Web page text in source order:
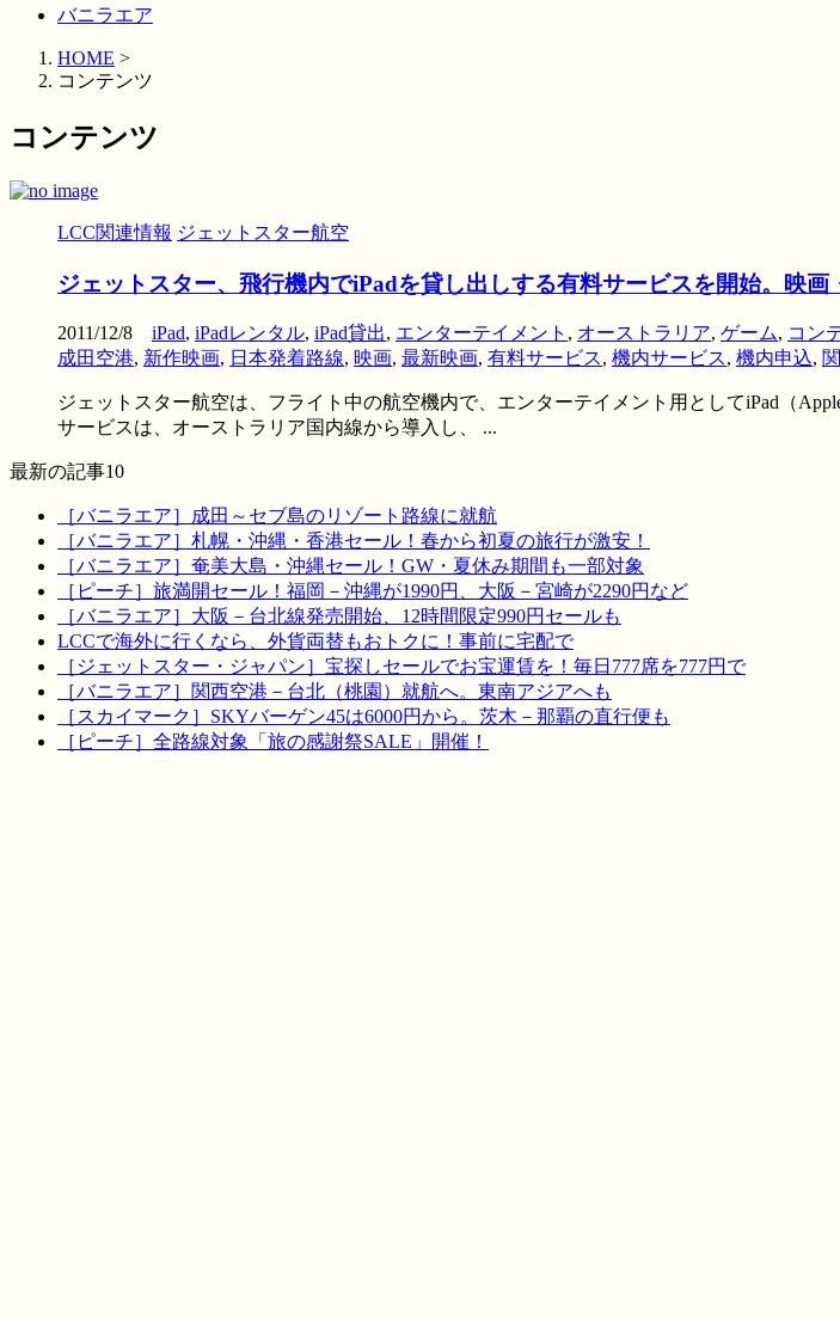
バニラエア
HOME >
コンテンツ
コンテンツ
LCC関連情報 ジェットスター航空
ジェットスター、飛行機内でiPadを貸し出しする有料サービスを開始。映
2011/12/8 iPad, iPadレンタル, iPad貸出, エンターテイメント , オーストラリア, ゲーム, コン
成田空港, 新作映画, 日本発着路線, 映画, 最新映画, 有料サービス, 機内サービス, 機内申込,
ジェットスター航空は、フライト中の航空機内で、エンターテイメント用としてiPad（
サービスは、オーストラリア国内線から導入し、 ...
最新の記事10
［バニラエア］成田～セブ島のリゾート路線に就航
［バニラエア］札幌・沖縄・香港セール！春から初夏の旅行が激安！
［バニラエア］奄美大島・沖縄セール！GW・夏休み期間も一部対象
［ピーチ］旅満開セール！福岡－沖縄が1990円、大阪－宮崎が2290円など
［バニラエア］大阪－台北線発売開始、12時間限定990円セールも
LCCで海外に行くなら、外貨両替もおトクに！事前に宅配で
［ジェットスター・ジャパン］宝探しセールでお宝運賃を！毎日777席を777円で
［バニラエア］関西空港－台北（桃園）就航へ。東南アジアへも
［スカイマーク］SKYバーゲン45は6000円から。茨木－那覇の直行便も
［ピーチ］全路線対象「旅の感謝祭SALE」開催！